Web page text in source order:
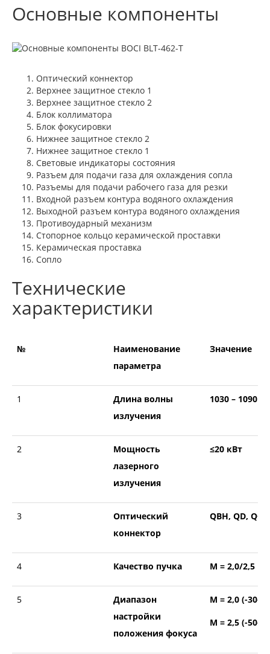
Основные компоненты
Оптический коннектор
Верхнее защитное стекло 1
Верхнее защитное стекло 2
Блок коллиматора
Блок фокусировки
Нижнее защитное стекло 2
Нижнее защитное стекло 1
Световые индикаторы состояния
Разъем для подачи газа для охлаждения сопла
Разъемы для подачи рабочего газа для резки
Входной разъем контура водяного охлаждения
Выходной разъем контура водяного охлаждения
Противоударный механизм
Стопорное кольцо керамической проставки
Керамическая проставка
Сопло
Технические
характеристики
№
Наименование
параметра
Значение
1
Длина волны
излучения
1030 – 1090
2
Мощность
лазерного
излучения
≤20 кВт
3
Оптический
коннектор
QBH, QD, Q+,
4 Качество пучка М = 2,0/2,5
5
Диапазон
настройки
положения фокуса
М = 2,0 (-
М = 2,5 (-